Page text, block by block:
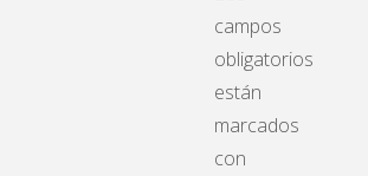
campos
obligatorios
están
marcados
con